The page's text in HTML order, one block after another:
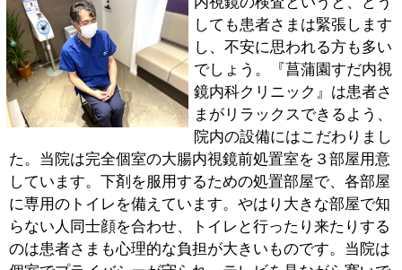
さい。
■これから受診される患者さまへ
私が患者さまを診療する際に特に心がけているのは、迅
速に的確な診断と治療をすることです。例えば、患者さ
まがひどい腹痛を訴えて来院したのであれば、もうその
場で超音波検査をやるくらいのスピード感を持って診療
に当たります。一時間も待ってやっと診察し、検査は別
の日を予約するというのは患者さまも負担ですし、病状
も進行する恐れがあります。すぐできるのであれば、患
者さまをお待たせすることなく、その日にすぐ検査・処
置をすることを信条としています。当院は内視鏡検査に
特に力を入れていますが、一般内科も腹部エコーやレン
トゲン、心電図、血液検査など実施できる設備を整えて
おり、新型コロナウイルスやインフルエンザウイルス検